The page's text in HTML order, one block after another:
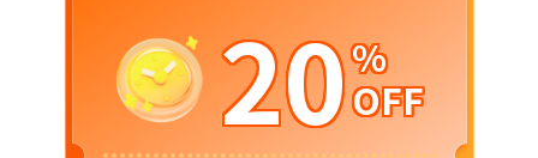
20%
OFF